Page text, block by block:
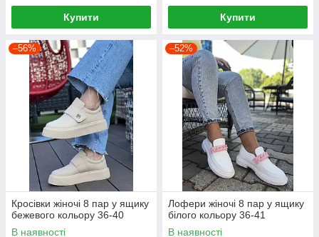
Купити Купити
–56%
Кросівки жіночі 8 пар у ящику
бежевого кольору 36-40
В наявності
–52%
Лофери жіночі 8 пар у ящику
білого кольору 36-41
В наявності